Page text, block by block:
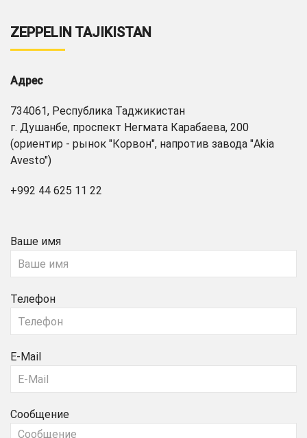
ZEPPELIN TAJIKISTAN
Адрес
734061, Республика Таджикистан
г. Душанбе, проспект Негмата Карабаева, 200
(ориентир - рынок "Корвон", напротив завода "Akia
Avesto")
+992 44 625 11 22
Ваше имя
Телефон
E-Mail
Сообщение